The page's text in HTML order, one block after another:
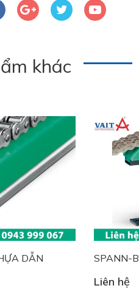
khác
DẪN
SPANN-
Liên hệ